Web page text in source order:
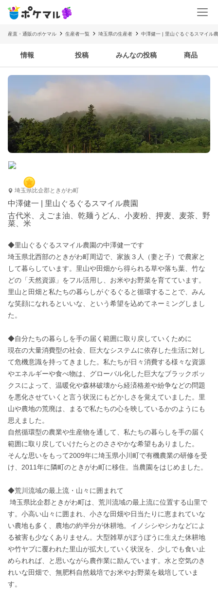
産直・通販のポケマル 生産者一覧 埼玉県の生産者 中澤健一 | 里山ぐるぐるスマイル
情報 投稿 みんなの投稿 商品
埼玉県比企郡ときがわ町
中澤健一 | 里山ぐるぐるスマイル農園
古代米、えごま油、乾麺うどん、小麦粉、押麦、麦茶、野
菜、米
◆里山ぐるぐるスマイル農園の中澤健一です
埼玉県北西部のときがわ町周辺で、家族３人（妻と子）で農家と
して暮らしています。里山や田畑から得られる草や落ち葉、竹な
どの「天然資源」をフル活用し、お米やお野菜を育てています。
里山と田畑と私たちの暮らしがぐるぐると循環することで、みん
な笑顔になれるといいな、という希望を込めてネーミングしまし
た。
◆自分たちの暮らしを手の届く範囲に取り戻していくために
現在の大量消費型の社会、巨大なシステムに依存した生活に対し
て危機意識を持ってきました。私たちが日々消費する様々な資源
やエネルギーや食べ物は、グローバル化した巨大なブラックボッ
クスによって、温暖化や森林破壊から経済格差や紛争などの問題
を悪化させていくと言う状況にもどかしさを覚えていました。里
山や農地の荒廃は、まるで私たちの心を映しているかのようにも
思えました。
自然循環型の農業や生産物を通して、私たちの暮らしを手の届く
範囲に取り戻していけたらとのささやかな希望もありました。
そんな思いをもって2009年に埼玉県小川町で有機農業の研修を受
け、2011年に隣町のときがわ町に移住。当農園をはじめました。
◆荒川流域の最上流・山々に囲まれて
す。小高い山々に囲まれ、小さな田畑や日当たりに恵まれていな
い農地も多く、農地の約半分が休耕地。イノシシやシカなどによ
る被害も少なくありません。大型雑草がぼうぼうに生えた休耕地
や竹ヤブに覆われた里山が拡大していく状況を、少しでも食い止
められれば、と思いながら農作業に励んでいます。水と空気のき
れいな田畑で、無肥料自然栽培でお米やお野菜を栽培していま
す。